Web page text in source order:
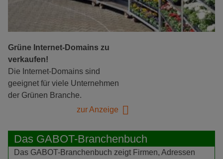
Grüne Internet-Domains zu
verkaufen!
Die Internet-Domains sind
geeignet für viele Unternehmen
der Grünen Branche.
zur Anzeige
Das GABOT-Branchenbuch
Das GABOT-Branchenbuch zeigt Firmen, Adressen